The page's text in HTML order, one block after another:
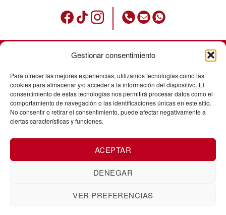
Gestionar consentimiento
Para ofrecer las mejores experiencias, utilizamos tecnologías como las
cookies para almacenar y/o acceder a la información del dispositivo. El
consentimiento de estas tecnologías nos permitirá procesar datos como el
comportamiento de navegación o las identificaciones únicas en este sitio.
No consentir o retirar el consentimiento, puede afectar negativamente a
ciertas características y funciones.
ACEPTAR
DENEGAR
VER PREFERENCIAS
Condicions d’ús
Política de privadesa
Avisos legals
Política de cookies
Cancel·laació de comandes
Canvis i devolucions